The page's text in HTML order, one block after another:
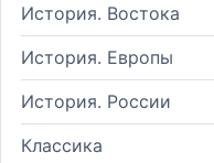
История. Востока
История. Европы
История. России
Классика